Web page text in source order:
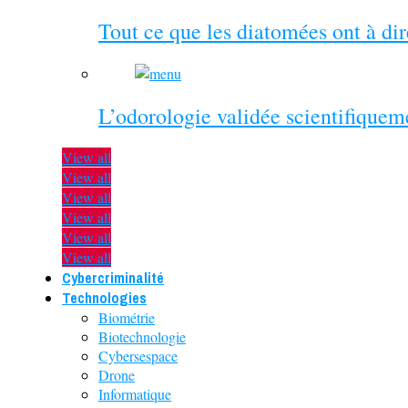
Tout ce que les diatomées ont à
L’odorologie validée
View all
View all
View all
View all
View all
View all
Cybercriminalité
Technologies
Biométrie
Biotechnologie
Cybersespace
Drone
Informatique